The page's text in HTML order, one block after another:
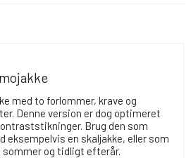
med to forlommer, krave og
Denne version er dog optimeret
Brug den som
eksempelvis en skaljakke, eller som
sommer og tidligt efterår.